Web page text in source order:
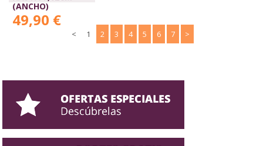
(ANCHO)
49,90 €
< 1 2 3 4 5 6 7 >